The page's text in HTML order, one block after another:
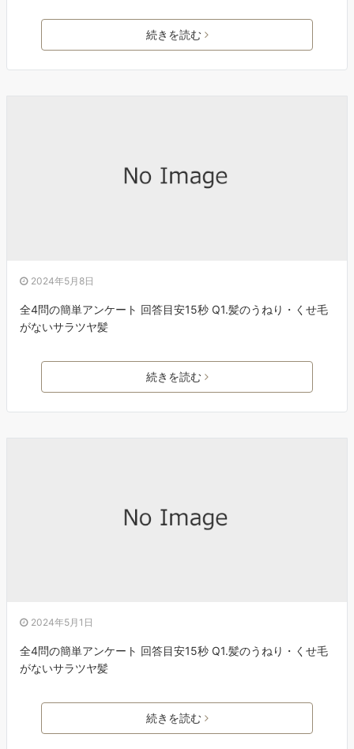
続きを読む
2024年5月8日
全4問の簡単アンケート 回答目安15秒 Q1.髪のうねり・くせ毛
がないサラツヤ髪
続きを読む
2024年5月1日
全4問の簡単アンケート 回答目安15秒 Q1.髪のうねり・くせ毛
がないサラツヤ髪
続きを読む